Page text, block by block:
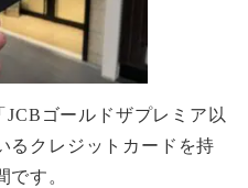
ゴールドザプレミア以
るクレジットカードを持
す。